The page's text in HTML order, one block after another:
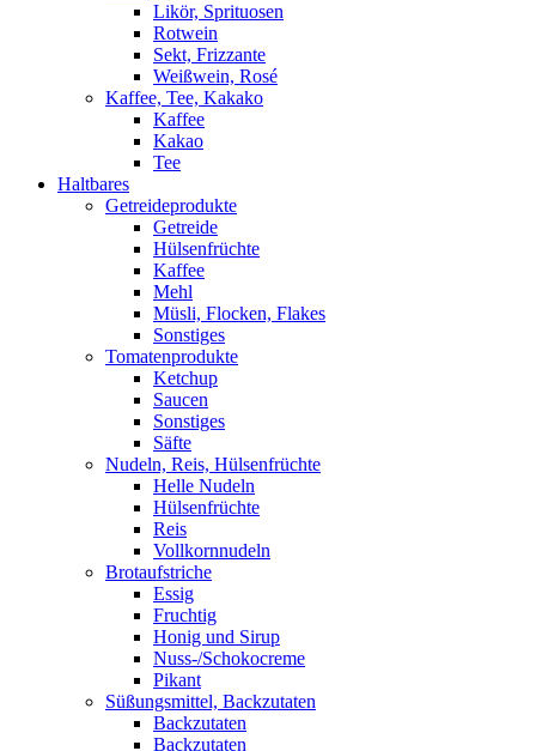
Likör, Sprituosen
Rotwein
Sekt, Frizzante
Weißwein, Rosé
Kaffee, Tee, Kakako
Kaffee
Kakao
Tee
Haltbares
Getreideprodukte
Getreide
Hülsenfrüchte
Kaffee
Mehl
Müsli, Flocken, Flakes
Sonstiges
Tomatenprodukte
Ketchup
Saucen
Sonstiges
Säfte
Nudeln, Reis, Hülsenfrüchte
Helle Nudeln
Hülsenfrüchte
Reis
Vollkornnudeln
Brotaufstriche
Essig
Fruchtig
Honig und Sirup
Nuss-/Schokocreme
Pikant
Süßungsmittel, Backzutaten
Backzutaten
Backzutaten